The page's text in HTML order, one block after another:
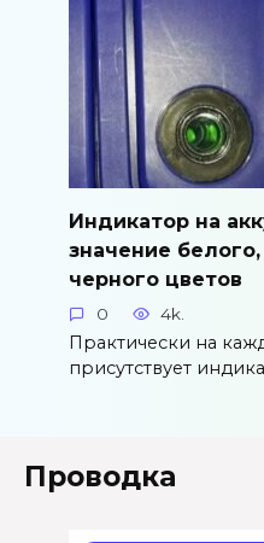
Индикатор на
значение
черного цветов
0 4k.
Практически на
присутствует
Проводка